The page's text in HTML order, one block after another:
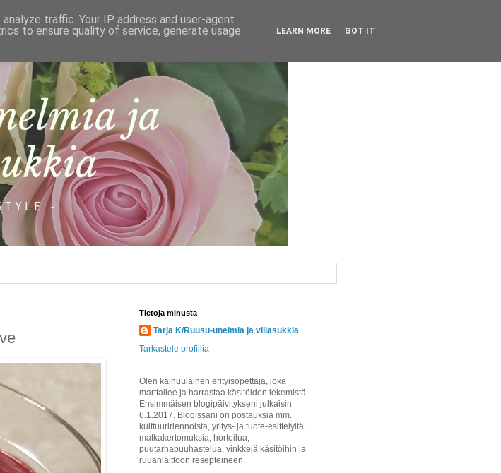
Tietoja minusta
Tarja K/Ruusu-unelmia ja villasukkia
Tarkastele profiilia
Olen kainuulainen erityisopettaja, joka
marttailee ja harrastaa käsitöiden tekemistä.
Ensimmäisen blogipäivitykseni julkaisin
6.1.2017. Blogissani on postauksia mm.
kulttuuririennoista, yritys- ja tuote-esittelyitä,
matkakertomuksia, hortoilua,
puutarhapuuhastelua, vinkkejä käsitöihin ja
ruuanlaittoon resepteineen.
traffic. Your IP address and user-agent
to ensure quality of service, generate usage
LEARN MORE GOT IT